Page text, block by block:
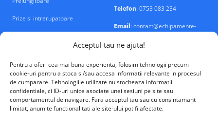
Acceptul tau ne ajuta!
Pentru a oferi cea mai buna experienta, folosim tehnologii precum
cookie-uri pentru a stoca si/sau accesa informatii relevante in procesul
de cumparare. Tehnologiile utilizate nu stocheaza informatii
confidentiale, ci ID-uri unice asociate unei sesiuni pe site sau
comportamentul de navigare. Fara acceptul tau sau cu consintamant
limitat, anumite functionalitati ale site-ului pot fi afectate.
Prize si intrerupatoare
Telefon: 0753 083 234
Email: contact@echipamente-
electrice.ro
VALM Electrical Solutions © 2026